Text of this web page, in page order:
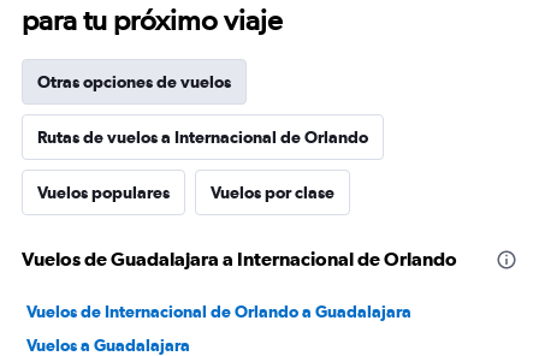
para tu próximo viaje
Otras opciones de vuelos
Rutas de vuelos a Internacional de Orlando
Vuelos populares Vuelos por clase
Vuelos de Guadalajara a Internacional de Orlando
Vuelos de Internacional de Orlando a Guadalajara
Vuelos a Guadalajara